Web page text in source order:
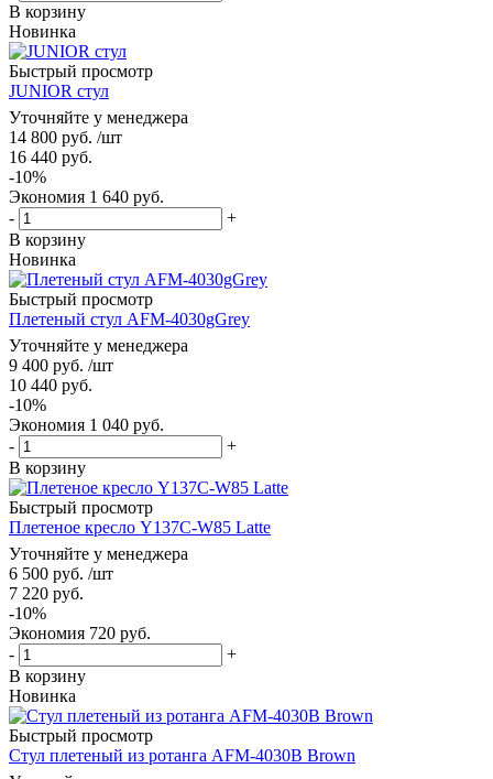
В корзину
Новинка
Быстрый просмотр
JUNIOR стул
Уточняйте у менеджера
14 800 руб. /шт
16 440 руб.
-10%
Экономия 1 640 руб.
-
+
В корзину
Новинка
Быстрый просмотр
Плетеный стул AFM-4030gGrey
Уточняйте у менеджера
9 400 руб. /шт
10 440 руб.
-10%
Экономия 1 040 руб.
-
+
В корзину
Быстрый просмотр
Плетеное кресло Y137C-W85 Latte
Уточняйте у менеджера
6 500 руб. /шт
7 220 руб.
-10%
Экономия 720 руб.
-
+
В корзину
Новинка
Быстрый просмотр
Стул плетеный из ротанга AFM-4030B Brown